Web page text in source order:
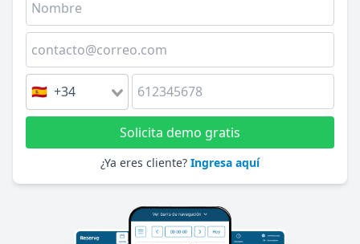
🇪🇸 +34
Solicita demo gratis
¿Ya eres cliente? Ingresa aquí